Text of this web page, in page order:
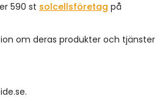
590 st solcellsföretag på
om deras produkter och tjänster